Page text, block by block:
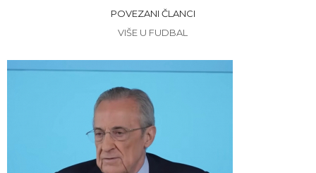
POVEZANI ČLANCI
VIŠE U FUDBAL